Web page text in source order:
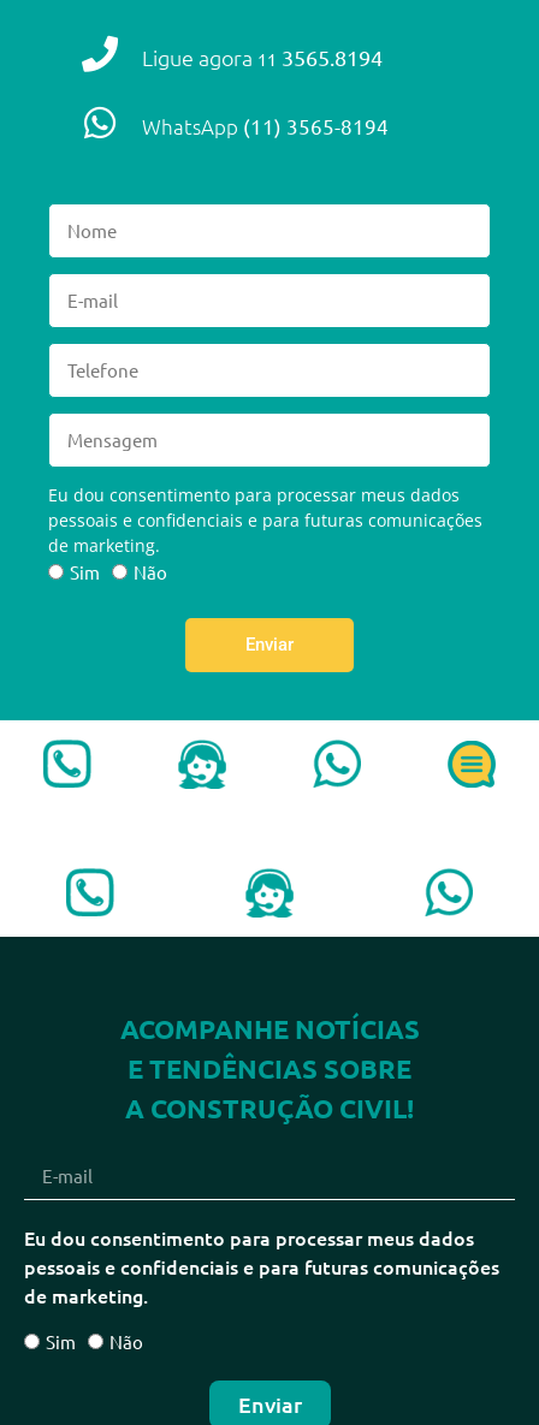
Ligue agora 11 3565.8194
WhatsApp (11) 3565-8194
Eu dou consentimento para processar meus dados
pessoais e confidenciais e para futuras comunicações
de marketing.
Sim
Não
Enviar
ACOMPANHE NOTÍCIAS
E TENDÊNCIAS SOBRE
A CONSTRUÇÃO CIVIL!
Eu dou consentimento para processar meus dados
pessoais e confidenciais e para futuras comunicações
de marketing.
Sim Não
Enviar